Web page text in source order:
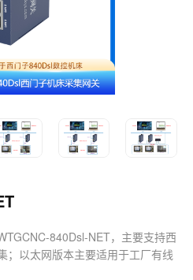
840Dsl-NET，主要支持西
；以太网版本主要适用于工厂有线
组网方
选择？